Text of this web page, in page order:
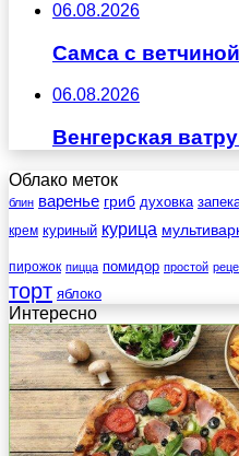
06.08.2026
Самса с
06.08.2026
Венгерская
Облако меток
блин варенье гриб духовка
крем куриный курица
пирожок пицца помидор простой
торт яблоко
Интересно